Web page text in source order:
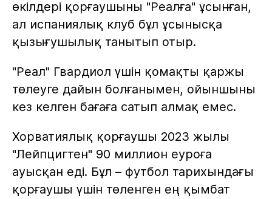
өкілдері қорғаушыны "Реалға" ұсынған,
ал испаниялық клуб бұл ұсынысқа
қызығушылық танытып отыр.
"Реал" Гвардиол үшін қомақты қаржы
төлеуге дайын болғанымен, ойыншыны
кез келген бағаға сатып алмақ емес.
Хорватиялық қорғаушы 2023 жылы
"Лейпцигтен" 90 миллион еуроға
ауысқан еді. Бұл – футбол тарихындағы
қорғаушы үшін төленген ең қымбат